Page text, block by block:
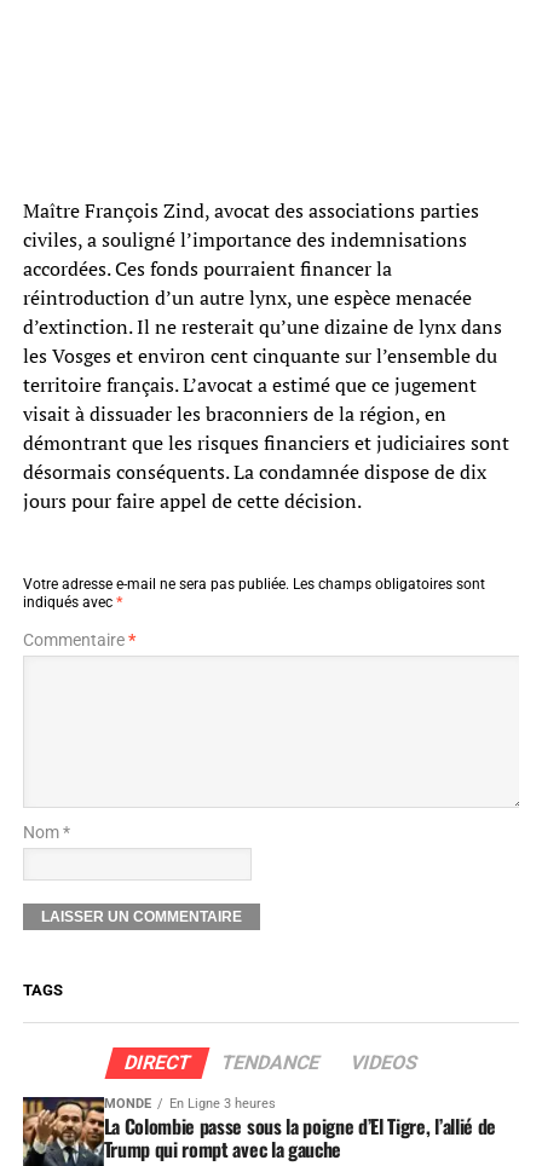
Maître François Zind, avocat des associations parties
civiles, a souligné l’importance des indemnisations
accordées. Ces fonds pourraient financer la
réintroduction d’un autre lynx, une espèce menacée
d’extinction. Il ne resterait qu’une dizaine de lynx dans
les Vosges et environ cent cinquante sur l’ensemble du
territoire français. L’avocat a estimé que ce jugement
visait à dissuader les braconniers de la région, en
démontrant que les risques financiers et judiciaires sont
désormais conséquents. La condamnée dispose de dix
jours pour faire appel de cette décision.
Votre adresse e-mail ne sera pas publiée. Les champs obligatoires sont
indiqués avec *
Commentaire*
Nom *
TAGS
DIRECT TENDANCE VIDEOS
MONDE En Ligne 3 heures
La Colombie passe sous la poigne d’El Tigre, l’allié de
Trump qui rompt avec la gauche